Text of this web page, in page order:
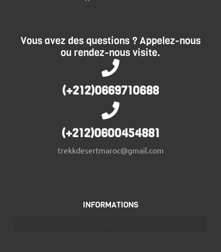
Vous avez des questions ? Appelez-nous
ou rendez-nous visite.
(+212)0669710688
(+212)0600454881
trekkdesertmaroc@gmail.com
INFORMATIONS